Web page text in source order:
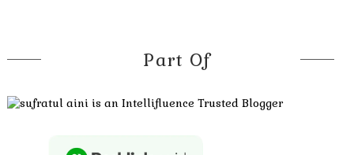
Part Of